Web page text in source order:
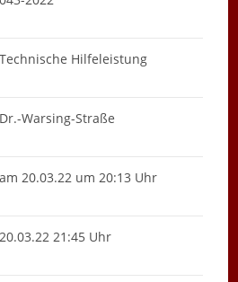
Technische Hilfeleistung
Dr.-Warsing-Straße
am 20.03.22 um 20:13 Uhr
20.03.22 21:45 Uhr